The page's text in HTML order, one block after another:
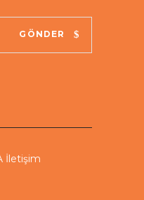
GÖNDER
İletişim